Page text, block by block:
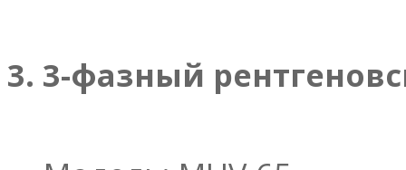
3. 3-фазный